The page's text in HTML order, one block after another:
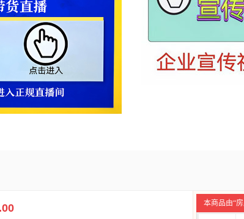
本商品由“